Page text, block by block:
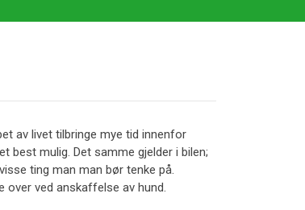
av livet tilbringe mye tid innenfor
best mulig. Det samme gjelder i bilen;
ting man man bør tenke på.
over ved anskaffelse av hund.